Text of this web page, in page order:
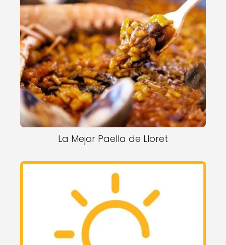
La Mejor Paella de Lloret